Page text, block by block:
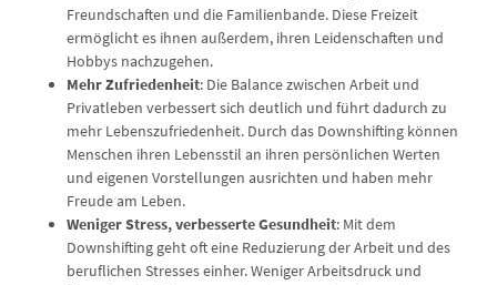
Freundschaften und die Familienbande. Diese Freizeit
ermöglicht es ihnen außerdem, ihren Leidenschaften und
Hobbys nachzugehen.
Mehr Zufriedenheit: Die Balance zwischen Arbeit und
Privatleben verbessert sich deutlich und führt dadurch zu
mehr Lebenszufriedenheit. Durch das Downshifting können
Menschen ihren Lebensstil an ihren persönlichen Werten
und eigenen Vorstellungen ausrichten und haben mehr
Freude am Leben.
Weniger Stress, verbesserte Gesundheit: Mit dem
Downshifting geht oft eine Reduzierung der Arbeit und des
beruflichen Stresses einher. Weniger Arbeitsdruck und